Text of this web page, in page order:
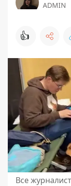
ADMIN
👍
Все